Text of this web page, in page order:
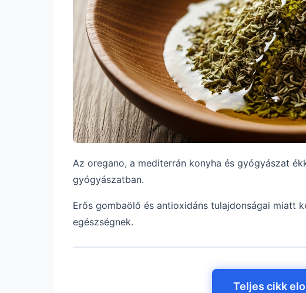
Az oregano, a mediterrán konyha és gyógyászat
gyógyászatban.
Erős gombaölő és antioxidáns tulajdonságai miatt
egészségnek.
Teljes cikk